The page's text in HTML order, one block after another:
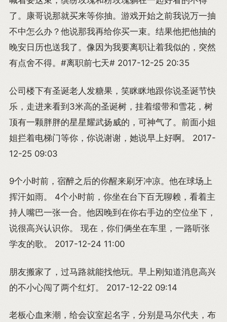
了。康哥说那就买来等你抽。游戏开始之前我说万一抽
不中怎么办？他说那我再给你买一束。结果他把他抽的
晚安日历也送我了。像因为我要离职让着我似的，突然
有点舍不得。#离职前七天# 2017-12-25 20:35
公司楼下有圣诞老人发糖果，笑眯眯地跟你说圣诞节快
乐，走进来看到3米高的圣诞树，挂着缎带和雪花，树
顶有一颗胖胖的星星耀武扬威的，可神气了。前面小姐
姐拦着电梯门等你，你说谢谢，她说早上好啊。 2017-
12-25 09:03
9个小时前，宿醉之后的你醒来刷牙冲凉。他在球场上
挥汗如雨。 4个小时前，你坐在台下百无聊赖，看着主
持人嘴巴一张一合。他因晚到在你右手边的空位坐下，
说很高兴认识你。 现在，你们俩坐在车里，一路听张
学友的歌。 2017-12-24 11:00
朋友搬家了，过马路就能找他玩。早上刚知道消息高兴
的不小心闯了两个红灯。 2017-12-22 09:14
老板心血来潮，给会议室起名字，分别是马尔代夫，布